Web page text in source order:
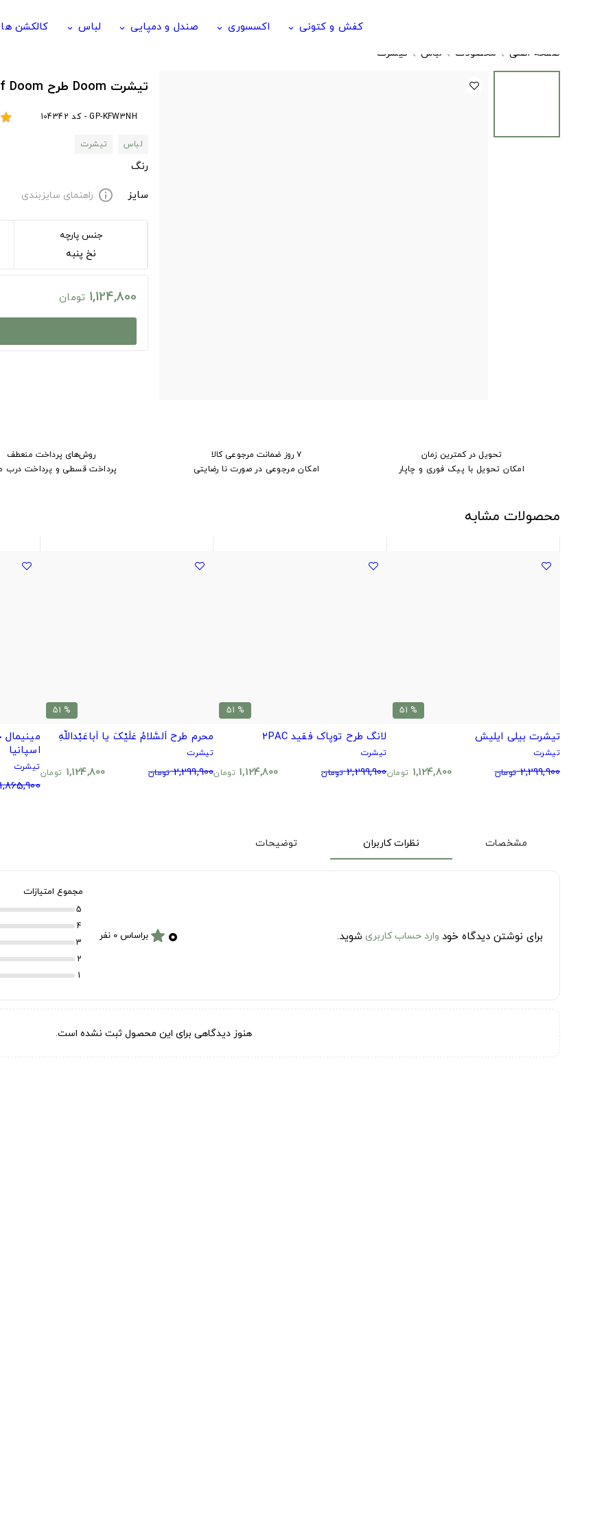
کفش و کتونی keyboard_arrow_down اکسسوری keyboard_arrow_down صندل و دمپایی keyboard_arrow_down لباس keyboard_arrow_down کالکشن ها
صفحه اصلی محصولات لباس تیشرت
تیشرت Doom طرح Planet of Doom
GP-KFW3NH - کد 104342 star
لباس
تیشرت
رنگ
سایز
info راهنمای سایزبندی
جنس پارچه
نخ پنبه
1,124,800 تومان
تحویل در کمترین زمان
امکان تحویل با پیک فوری و چاپار
۷ روز ضمانت مرجوعی کالا
امکان مرجوعی در صورت نا رضایتی
روش‌های پرداخت منعطف
پرداخت قسطی و پرداخت درب
محصولات مشابه
% 51
تیشرت بیلی ایلیش
تیشرت
2,299,900 تومان 1,124,800 تومان
% 51
لانگ طرح توپاک فقید 2PAC
تیشرت
2,299,900 تومان 1,124,800 تومان
% 51
محرم طرح اَلسَّلامُ عَلَیْکَ یا اَباعَبْداللَّهِ
تیشرت
2,299,900 تومان 1,124,800 تومان
اسپانیا
تیشرت
1,865,900
مشخصات نظرات کاربران توضیحات
برای نوشتن دیدگاه خود وارد حساب کاربری شوید. ۰ starبراساس 0 نفر
مجموع امتیازات
5
4
3
2
1
هنوز دیدگاهی برای این محصول ثبت نشده است.